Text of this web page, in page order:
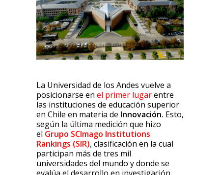
La Universidad de los Andes vuelve a
posicionarse en el primer lugarentre
las instituciones de educación superior
en Chile en materia de Innovación. Esto,
según la última medición que hizo
el Grupo SCImago Institutions
Rankings (SIR),clasificación en la cual
participan más de tres mil
universidades del mundo y donde se